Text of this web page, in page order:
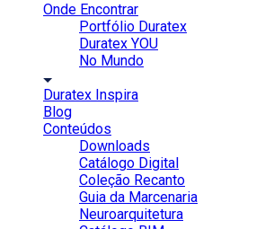
Onde Encontrar
Portfólio Duratex
Duratex YOU
No Mundo
Duratex Inspira
Blog
Conteúdos
Downloads
Catálogo Digital
Coleção Recanto
Guia da Marcenaria
Neuroarquitetura